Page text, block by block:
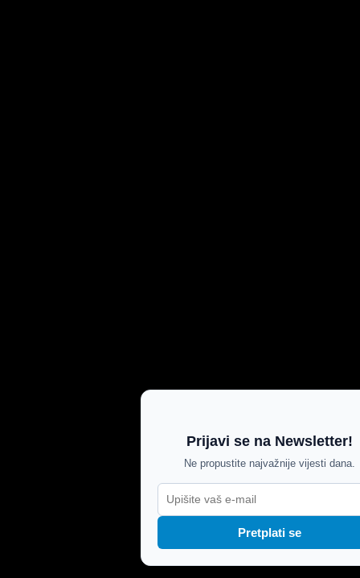
Prijavi se na Newsletter!
Ne propustite najvažnije vijesti dana.
Pretplati se